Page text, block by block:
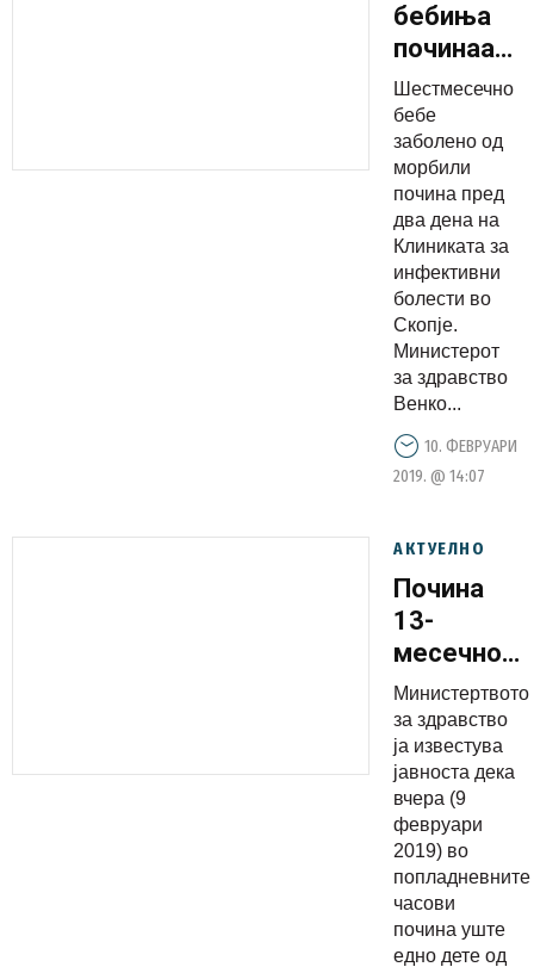
бебиња
починаа
од
морбили
во
Состојбата
е
Филипче
бега од
Шестмесечно
бебе
заболено од
морбили
почина пред
два дена на
Клиниката за
инфективни
болести во
Скопје.
Министерот
за здравство
Венко...
10. ФЕВРУАРИ
2019. @ 14:07
АКТУЕЛНО
Почина
13-
месечно
дете
поради
од
морбили
Министертвото
за здравство
ја известува
јавноста дека
вчера (9
февруари
2019) во
попладневните
часови
почина уште
едно дете од